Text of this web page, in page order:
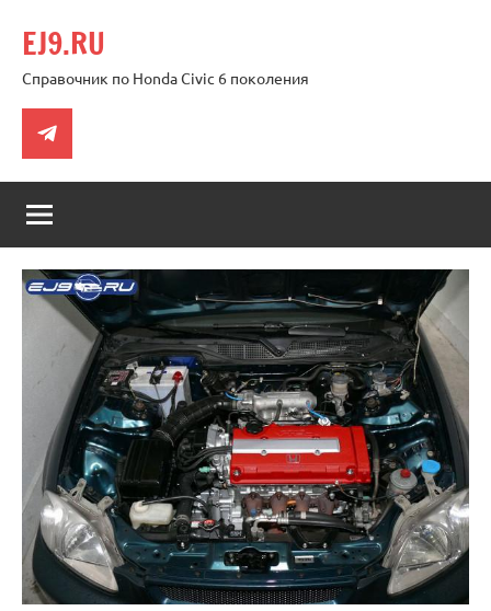
содержимому
EJ9.RU
Справочник по Honda Civic 6 поколения
Telegram